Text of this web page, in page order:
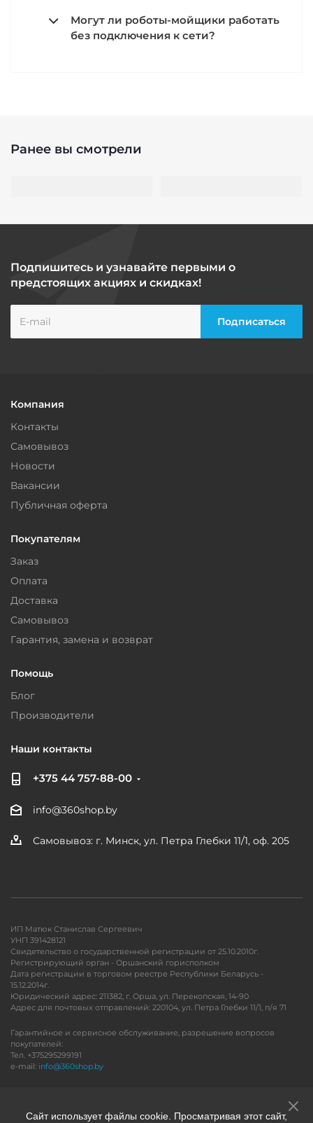
Могут ли роботы-мойщики работать
без подключения к сети?
Ранее вы смотрели
Подпишитесь и узнавайте первыми о
предстоящих акциях и скидках!
Компания
Контакты
Самовывоз
Новости
Вакансии
Публичная оферта
Покупателям
Заказ
Оплата
Доставка
Самовывоз
Гарантия, замена и возврат
Помощь
Блог
Производители
Наши контакты
+375 44 757-88-00
info@360shop.by
Самовывоз: г. Минск, ул. Петра Глебки 11/1, оф. 205
ИП Матюк Станислав Сергеевич
УНП 391428121
Свидетельство о государственной регистрации от 25.10.2010г.
Регистрирующий орган - Оршанский горисполком
Дата регистрации в торговом реестре Республики Беларусь -
15.12.2014г.
Юридический адрес: 211382, г. Орша, ул. Перекопская, 14-90
Адрес для почтовых отправлений: 220104, ул. Петра Глебки 11/1, п/я 71
Гарантийное и сервисное обслуживание, разрешение вопросов
покупателей:
Тел. +375295299191
e-mail: info@360shop.by
Сайт использует файлы cookie. Просматривая этот сайт,